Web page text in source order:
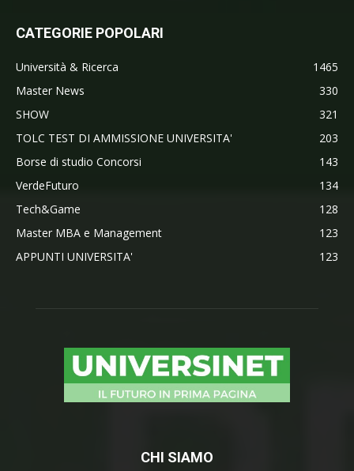
CATEGORIE POPOLARI
Università & Ricerca
1465
Master News
330
SHOW
321
TOLC TEST DI AMMISSIONE UNIVERSITA'
203
Borse di studio Concorsi
143
VerdeFuturo
134
Tech&Game
128
Master MBA e Management
123
APPUNTI UNIVERSITA'
123
CHI SIAMO